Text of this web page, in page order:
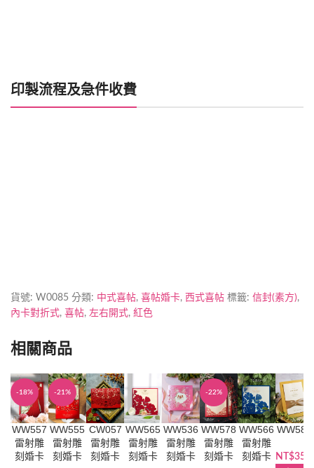
印製流程及急件收費
貨號: W0085 分類: 中式喜帖, 喜帖婚卡, 西式喜帖 標籤: 信封(素方),
內卡對折式, 喜帖, 左右開式, 紅色
相關商品
-18%
WW557
雷射雕
刻婚卡
-21%
WW555
雷射雕
刻婚卡
CW057
雷射雕
刻婚卡
WW565
雷射雕
刻婚卡
WW536
雷射雕
刻婚卡
-22%
WW578
雷射雕
刻婚卡
WW566
雷射雕
刻婚卡
WW581
NT$35.0